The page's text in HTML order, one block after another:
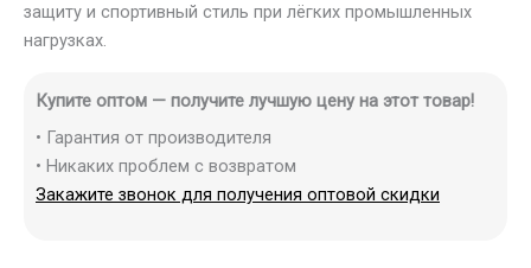
защиту и спортивный стиль при лёгких промышленных
нагрузках.
Купите оптом — получите лучшую цену на этот товар!
• Гарантия от производителя
• Никаких проблем с возвратом
Закажите звонок для получения оптовой скидки